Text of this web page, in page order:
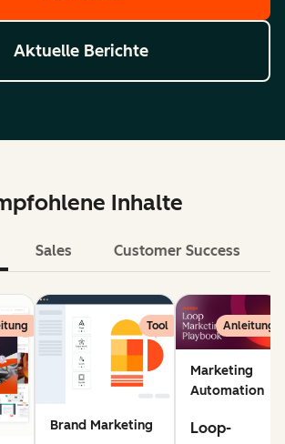
Aktuelle Berichte
Inhalte
Sales Customer Success
Tool
Brand Marketing
Anleitung
Marketing
Automation
Loop-